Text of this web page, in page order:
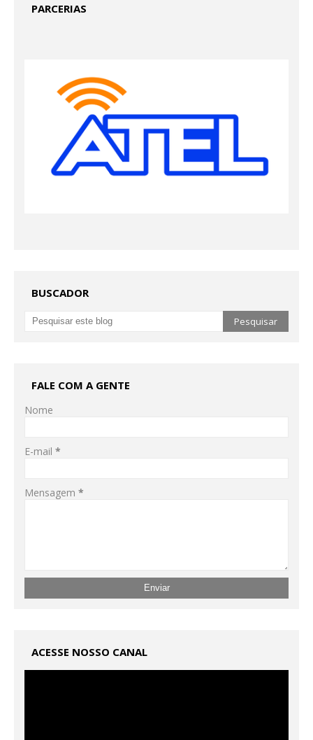
PARCERIAS
BUSCADOR
FALE COM A GENTE
Nome
E-mail *
Mensagem *
ACESSE NOSSO CANAL